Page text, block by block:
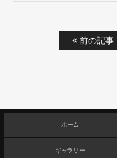
前の記事
ホーム
ギャラリー